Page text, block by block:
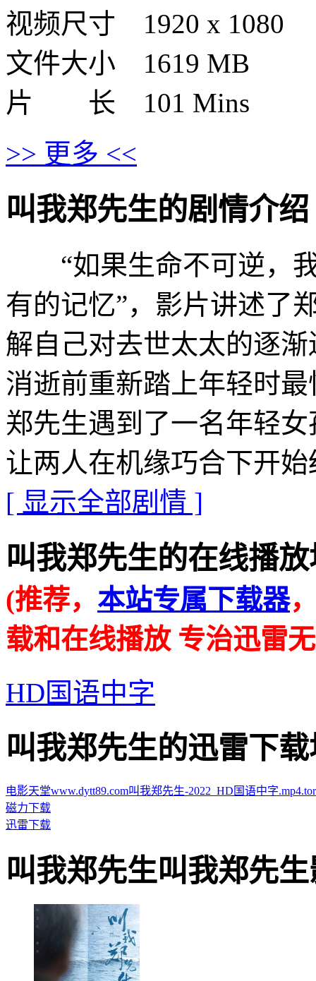
视频尺寸 1920 x 1080
文件大小 1619 MB
片 长 101 Mins
>> 更多 <<
叫我郑先生的剧情介绍 ·
“如果生命不可逆，我
有的记忆”，影片讲述了
解自己对去世太太的逐
消逝前重新踏上年轻时
郑先生遇到了一名年轻
让两人在机缘巧合下开
[ 显示全部剧情 ]
叫我郑先生的在线播放
(推荐， 本站专属下载器
载和在线播放 专治迅雷
HD国语中字
叫我郑先生的迅雷下载
电影天堂www.dytt89.com叫我郑先生-2022_HD国语中字
磁力下载
迅雷下载
叫我郑先生叫我郑先生